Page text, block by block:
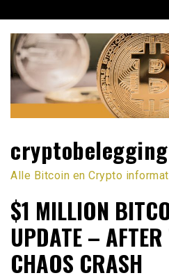
naar
inhoud
cryptobelegging
Alle Bitcoin en Crypto
$1 MILLION
UPDATE –
CHAOS CRASH